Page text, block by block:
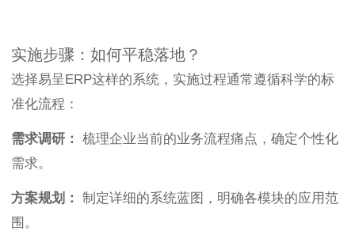
实施步骤：如何平稳落地？
选择易呈ERP这样的系统，实施过程通常遵循科学的标
准化流程：
需求调研：
梳理企业当前的业务流程痛点，确定个性化
需求。
方案规划：
制定详细的系统蓝图，明确各模块的应用范
围。